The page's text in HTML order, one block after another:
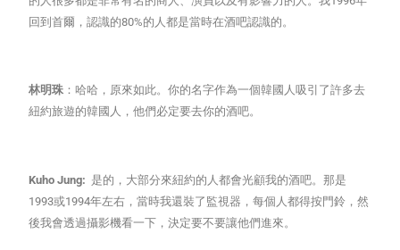
回到首爾，認識的80%的人都是當時在酒吧認識的。
林明珠 ：哈哈，原來如此。你的名字作為一個韓國人吸引了許多去
紐約旅遊的韓國人，他們必定要去你的酒吧。
Kuho Jung: 是的，大部分來紐約的人都會光顧我的酒吧。那是
1993或1994年左右，當時我還裝了監視器，每個人都得按門鈴，然
後我會透過攝影機看一下，決定要不要讓他們進來。